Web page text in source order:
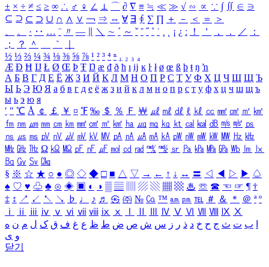
± × ÷ ≠ ≤ ≥ ∞ ∴ ♂ ♀ ∠ ⊥ ⌒ ∂ ∇ ≡ ≒ ≪ ≫ √ ∽ ∝ ∵ ∫ ∬ ∈ ∋
⊆ ⊇ ⊂ ⊃ ∪ ∩ ∧ ∨ ￢ ⇒ ⇔ ∀ ∃ ∮ ∑ ∏ ＋ － ＜ ＝
＞
、
。 · ‥ … ¨ 〃 ― ＼ ∼ ´ ～ ˇ ˘ ˝ ˚ ˙ ¸ ¡ ¿ ː ！ ＇ ， ． ／
：
；
？ ＾ ｀
½ ⅓ ⅔ ¼ ¾ ⅛ ⅜ ⅝ ⅞ ¹ ² ³ ⁴ ⁿ ₁ ₂ ₃ ₄
Æ Ð Ħ Ĳ Ł Ø Œ Þ Ŧ Ŋ æ đ ð ħ ı ĳ ĸ ŀ ł ø œ ß þ ŧ ŋ ŉ
А Б В Г Д Е Ё Ж З И Й К Л М Н О П Р С Т У Ф Х Ц Ч Ш Щ Ъ
Ы Ь Э Ю Я а б в г д е ё ж з и й к л м н о п р с т у ф х ц ч ш щ ъ
ы ь э ю я
′ ″ ℃ Å ￠ ￡ ￥ ¤ ℉ ‰ ＄ ％ Ｆ ￦ ㎕ ㎖ ㎗ ℓ ㎘ ㏄ ㎣ ㎤ ㎥ ㎦
㎙ ㎚ ㎛ ㎜ ㎝ ㎞ ㎟ ㎠ ㎡ ㎢ ㏊ ㎍ ㎎ ㎏ ㏏ ㎈ ㎉ ㏈ ㎧ ㎨ ㎰
㎱ ㎲ ㎳ ㎴ ㎵ ㎶ ㎷ ㎸ ㎹ ㎀ ㎁ ㎂ ㎃ ㎄ ㎺ ㎻ ㎽ ㎾ ㎿ ㎐ ㎑
㎒ ㎓ ㎔ Ω ㏀ ㏁ ㎊ ㎋ ㎌ ㏖ ㏅ ㎭ ㎮ ㎯ ㏛ ㎩ ㎪ ㎫ ㎬ ㏝ ㏐
㏓
㏃ ㏉ ㏜ ㏆
§ ※ ☆ ★ ○ ● ◎ ◇ ◆ □ ■ △ ▽ → ← ↑ ↓ ↔ 〓 ◁ ◀ ▷ ▶ ♤
♠ ♡ ♥ ♧ ♣ ⊙ ◈ ▣ ◐ ◑ ▒ ▤ ▨ ▧ ▦ ▩ ♨ ☏ ☎ ☜ ☞ ¶ †
‡ ↕ ↗ ↙ ↖ ↘ ♭ ♩ ♪ ♬ ㉿ ㈜ № ㏇ ™ ㏂ ㏘ ℡ ＃ ＆ ＊ ＠ ª º
ⅰ
ⅱ ⅲ ⅳ ⅴ ⅵ ⅶ ⅷ ⅸ ⅹ Ⅳ Ⅴ Ⅵ Ⅶ Ⅷ Ⅸ Ⅹ
ب ت ث ج ح خ د ذ ر ز س ش ص ض ط ظ ع غ ف ق ک ل م ن ه
و ی
닫기